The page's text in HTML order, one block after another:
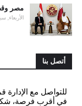
مصر
الأربعاء, سبتمبر
أتصل بنا
للتواصل مع الإدارة
في أقرب فرصة،